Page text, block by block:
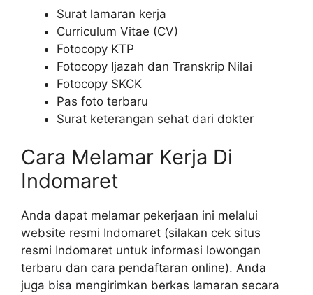
Surat lamaran kerja
Curriculum Vitae (CV)
Fotocopy KTP
Fotocopy Ijazah dan Transkrip Nilai
Fotocopy SKCK
Pas foto terbaru
Surat keterangan sehat dari dokter
Cara Melamar Kerja Di
Indomaret
Anda dapat melamar pekerjaan ini melalui
website resmi Indomaret (silakan cek situs
resmi Indomaret untuk informasi lowongan
terbaru dan cara pendaftaran online). Anda
juga bisa mengirimkan berkas lamaran secara